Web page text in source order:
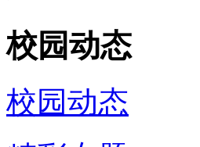
校园动态
校园动态